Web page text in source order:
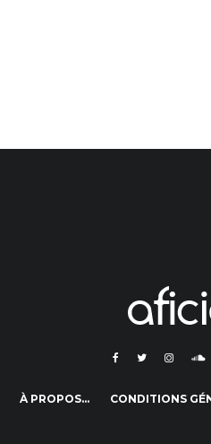
À PROPOS… CONDITIONS